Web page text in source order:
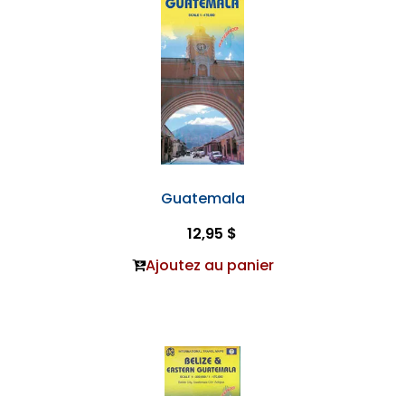
Guatemala
12,95 $
Ajoutez au panier